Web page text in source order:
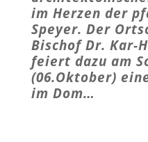
im Herzen der
Speyer. Der
Bischof Dr. Kar-
feiert dazu am
(06.Oktober)
im Dom…